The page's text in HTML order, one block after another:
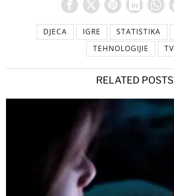
DJECA IGRE STATISTIKA
TEHNOLOGIJIE
TV
RELATED POSTS